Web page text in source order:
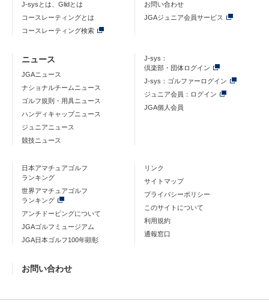
J-sysとは、Glidとは
コースレーティングとは
コースレーティング検索
お問い合わせ
JGAジュニア会員サービス
ニュース
JGAニュース
ナショナルチームニュース
ゴルフ規則・用具ニュース
ハンディキャップニュース
ジュニアニュース
競技ニュース
J-sys：
倶楽部・団体ログイン
J-sys：ゴルファーログイン
ジュニア会員：ログイン
JGA個人会員
日本アマチュアゴルフ
ランキング
世界アマチュアゴルフ
ランキング
アンチドーピングについて
JGAゴルフミュージアム
JGA日本ゴルフ100年顕彰
リンク
サイトマップ
プライバシーポリシー
このサイトについて
利用規約
通報窓口
お問い合わせ